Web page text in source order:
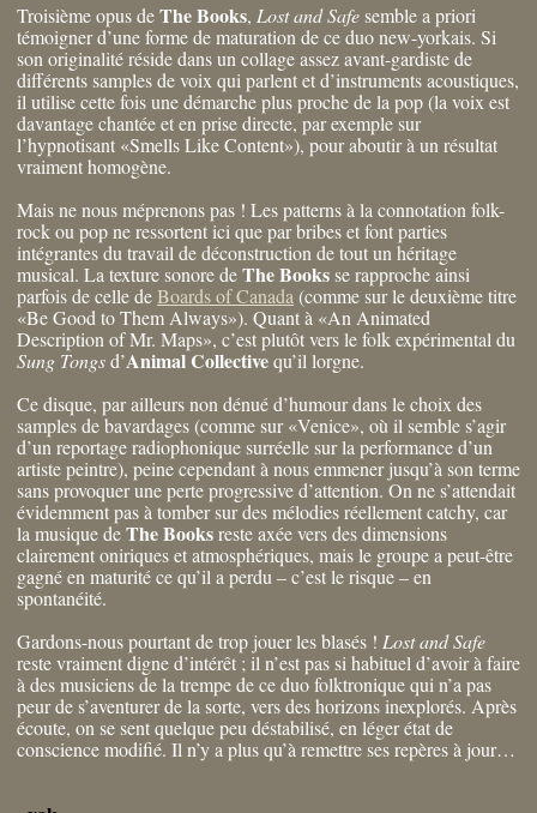
Troisième opus deThe Books, Lost and Safesemble a priori
témoigner d’une forme de maturation de ce duo new-yorkais. Si
son originalité réside dans un collage assez avant-gardiste de
différents samples de voix qui parlent et d’instruments acoustiques,
il utilise cette fois une démarche plus proche de la pop (la voix est
davantage chantée et en prise directe, par exemple sur
l’hypnotisant «Smells Like Content»), pour aboutir à un résultat
vraiment homogène.
Mais ne nous méprenons pas ! Les patterns à la connotation folk-
rock ou pop ne ressortent ici que par bribes et font parties
intégrantes du travail de déconstruction de tout un héritage
musical. La texture sonore deThe Booksse rapproche ainsi
parfois de celle deBoards of Canada (comme sur le deuxième titre
«Be Good to Them Always»). Quant à «An Animated
Description of Mr. Maps», c’est plutôt vers le folk expérimental du
Sung Tongsd’Animal Collectivequ’il lorgne.
Ce disque, par ailleurs non dénué d’humour dans le choix des
samples de bavardages (comme sur «Venice», où il semble s’agir
d’un reportage radiophonique surréelle sur la performance d’un
artiste peintre), peine cependant à nous emmener jusqu’à son terme
sans provoquer une perte progressive d’attention. On ne s’attendait
évidemment pas à tomber sur des mélodies réellement catchy, car
la musique deThe Booksreste axée vers des dimensions
clairement oniriques et atmosphériques, mais le groupe a peut-être
gagné en maturité ce qu’il a perdu – c’est le risque – en
spontanéité.
Gardons-nous pourtant de trop jouer les blasés ! Lost and Safe
reste vraiment digne d’intérêt ; il n’est pas si habituel d’avoir à faire
à des musiciens de la trempe de ce duo folktronique qui n’a pas
peur de s’aventurer de la sorte, vers des horizons inexplorés. Après
écoute, on se sent quelque peu déstabilisé, en léger état de
conscience modifié. Il n’y a plus qu’à remettre ses repères à jour…